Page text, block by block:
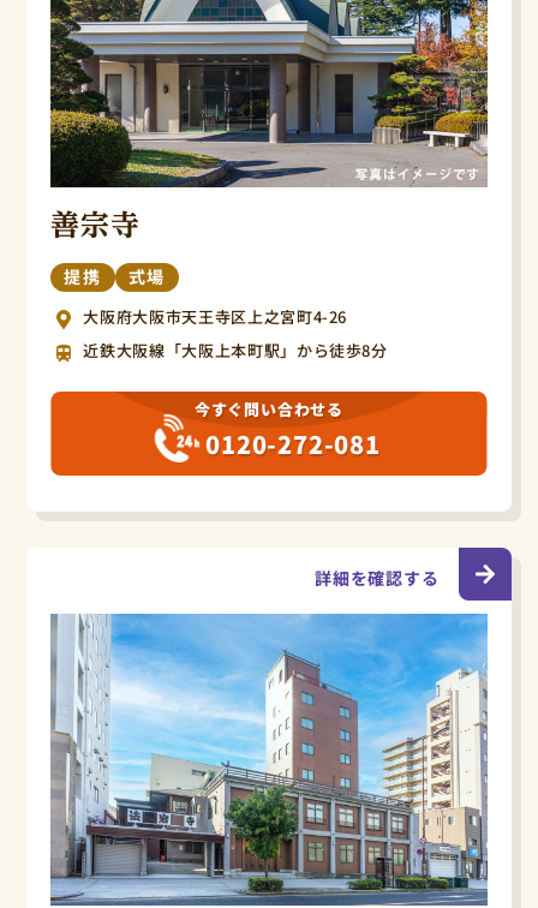
善宗寺
提携 式場
大阪府大阪市天王寺区上之宮町4-26
近鉄大阪線「大阪上本町駅」から徒歩8分
今すぐ問い合わせる
0120-272-081
詳細を確認する